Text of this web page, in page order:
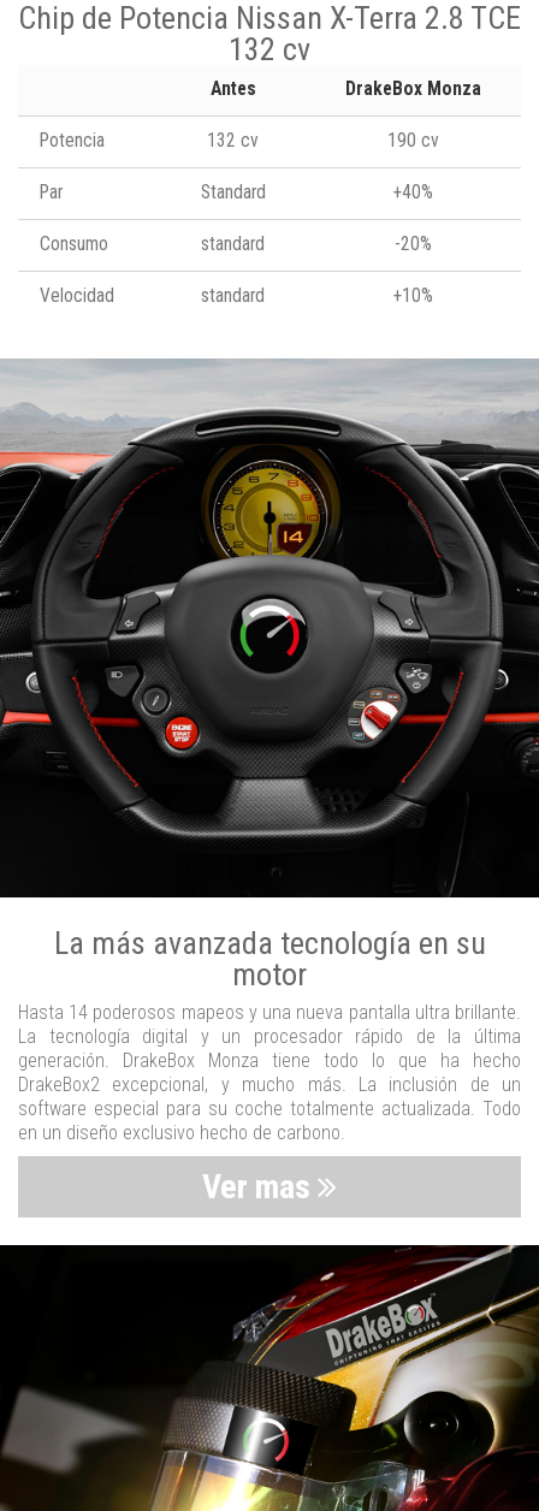
Chip de Potencia Nissan X-Terra 2.8 TCE
132 cv
Antes DrakeBox Monza
Potencia 132 cv 190 cv
Par Standard +40%
Consumo standard -20%
Velocidad standard +10%
La más avanzada tecnología en su
motor
Hasta 14 poderosos mapeos y una nueva pantalla ultra brillante.
La tecnología digital y un procesador rápido de la última
generación. DrakeBox Monza tiene todo lo que ha hecho
DrakeBox2 excepcional, y mucho más. La inclusión de un
software especial para su coche totalmente actualizada. Todo
en un diseño exclusivo hecho de carbono.
Ver mas